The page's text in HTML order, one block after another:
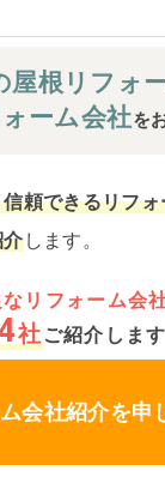
屋根 リフォ
ーム会社を
頼できるリフ
します。
リフォーム会
社 ご紹介します
会社紹介を申